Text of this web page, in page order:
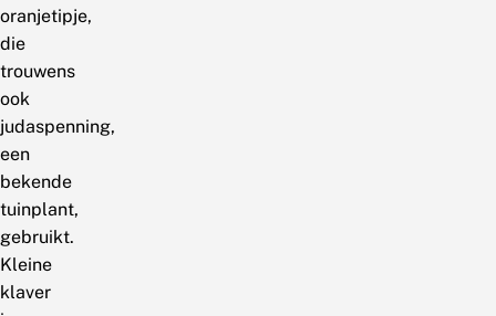
oranjetipje,
die
trouwens
ook
judaspenning,
een
bekende
tuinplant,
gebruikt.
Kleine
klaver